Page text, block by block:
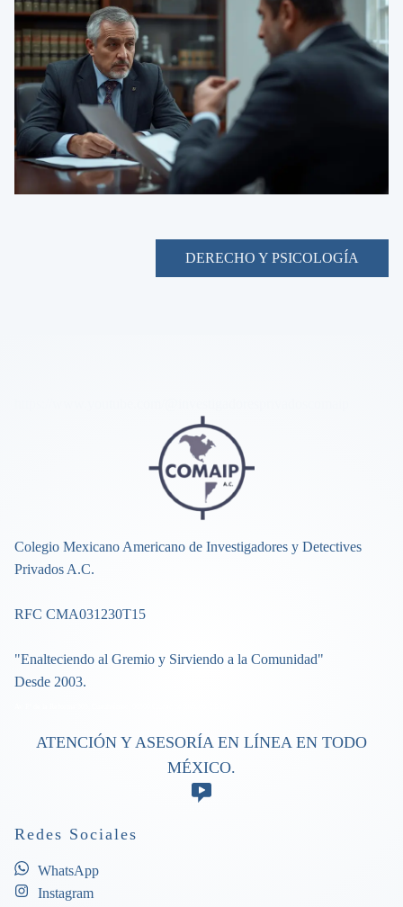
DERECHO Y PSICOLOGÍA
Colegio Mexicano Americano de Investigadores y Detectives
Privados A.C.
RFC CMA031230T15
"Enalteciendo al Gremio y Sirviendo a la Comunidad"
Desde 2003.
ATENCIÓN Y ASESORÍA EN LÍNEA EN TODO
MÉXICO.
Redes Sociales
WhatsApp
Instagram